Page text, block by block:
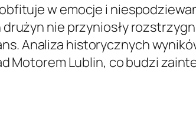
w emocje i
nie przyniosły
Analiza historycznych
Motorem Lublin, co budzi